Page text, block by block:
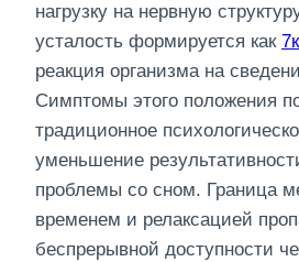
нагрузку на нервную
усталость формируется как
реакция организма на
Симптомы этого положения
традиционное
уменьшение
проблемы со сном. Граница
временем и релаксацией
беспрерывной доступности